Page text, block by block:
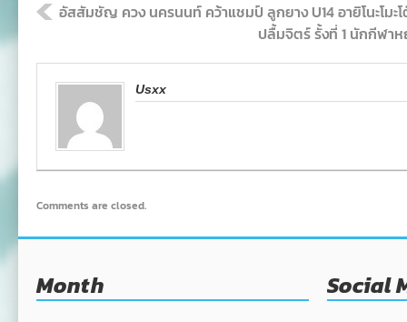
อัสสัมชัญ ควง นครนนท์ คว้าแชมป์ ลูกยาง U14 อายิโนะโมะ
ปลื้มจิตร์ รั้งที่ 1 นักกีฬา
Usxx
Comments are closed.
Month Social